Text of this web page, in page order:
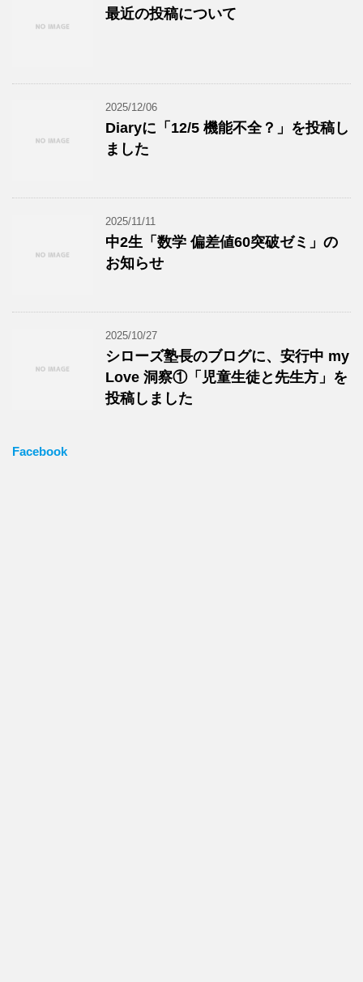
最近の投稿について
2025/12/06
Diaryに「12/5 機能不全？」を投稿し
ました
2025/11/11
中2生「数学 偏差値60突破ゼミ」の
お知らせ
2025/10/27
シローズ塾長のブログに、安行中 my
Love 洞察①「児童生徒と先生方」を
投稿しました
Facebook